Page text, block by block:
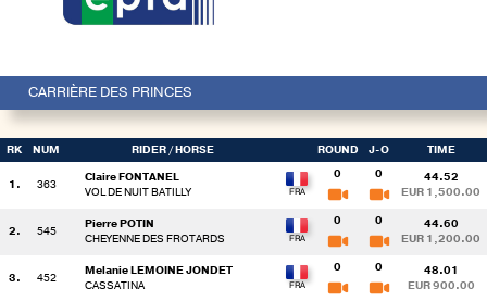
CARRIÈRE DES PRINCES
RK NUM RIDER / HORSE ROUND J-O TIME
1. 363
Claire FONTANEL
VOL DE NUIT BATILLY
0 0 44.52
EUR 1,500.00
2. 545
Pierre POTIN
CHEYENNE DES FROTARDS
0 0 44.60
EUR 1,200.00
3. 452
Melanie LEMOINE JONDET
CASSATINA
0 0 48.01
EUR 900.00